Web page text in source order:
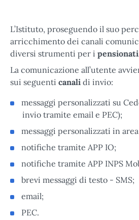
L’Istituto, proseguendo il suo
arricchimento dei canali
diversi strumenti per i pensionati
La comunicazione all’utente
sui seguenti canali di invio:
messaggi personalizzati su
invio tramite email e PEC);
messaggi personalizzati in
notifiche tramite APP IO;
notifiche tramite APP INPS
brevi messaggi di testo - SMS;
email;
PEC.